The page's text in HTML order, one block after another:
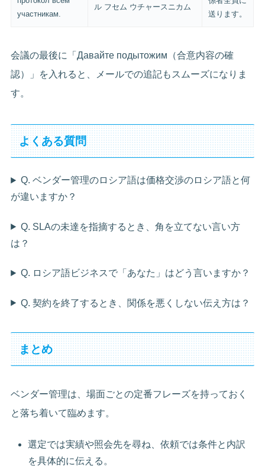
участникам.
ル フセム ウチャースニカム
送ります。
会議の最後に「Давайте подытожим（合意内容の確
認）」を入れると、メールでの追記もスムーズになりま
す。
よくある質問
Q. ベンダー管理のロシア語は価格交渉のロシア語と何
が違いますか？
Q. SLAの未達を指摘するとき、角を立てない言い方
は？
Q. ロシア語ビジネスで「あなた」はどう言いますか？
Q. 契約を終了するとき、関係を悪くしない伝え方は？
まとめ
ベンダー管理は、場面ごとの定番フレーズを持っておく
と落ち着いて臨めます。
選定では実績や照会先を尋ね、依頼では条件と内訳
を具体的に伝える。